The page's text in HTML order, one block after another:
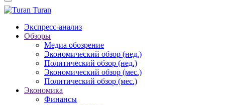
Turan
Экспресс-анализ
Обзоры
Медиа обозрение
Экономический обзор (нед.)
Политический обзор (нед.)
Экономический обзор (мес.)
Политический обзор (мес.)
Экономика
Финансы